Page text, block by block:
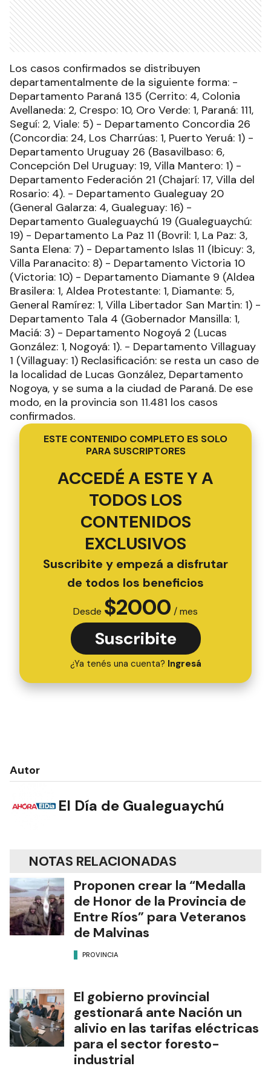
Los casos confirmados se distribuyen
departamentalmente de la siguiente forma: -
Departamento Paraná 135 (Cerrito: 4, Colonia
Avellaneda: 2, Crespo: 10, Oro Verde: 1, Paraná: 111,
Seguí: 2, Viale: 5) - Departamento Concordia 26
(Concordia: 24, Los Charrúas: 1, Puerto Yeruá: 1) -
Departamento Uruguay 26 (Basavilbaso: 6,
Concepción Del Uruguay: 19, Villa Mantero: 1) -
Departamento Federación 21 (Chajarí: 17, Villa del
Rosario: 4). - Departamento Gualeguay 20
(General Galarza: 4, Gualeguay: 16) -
Departamento Gualeguaychú 19 (Gualeguaychú:
19) - Departamento La Paz 11 (Bovril: 1, La Paz: 3,
Santa Elena: 7) - Departamento Islas 11 (Ibicuy: 3,
Villa Paranacito: 8) - Departamento Victoria 10
(Victoria: 10) - Departamento Diamante 9 (Aldea
Brasilera: 1, Aldea Protestante: 1, Diamante: 5,
General Ramírez: 1, Villa Libertador San Martin: 1) -
Departamento Tala 4 (Gobernador Mansilla: 1,
Maciá: 3) - Departamento Nogoyá 2 (Lucas
González: 1, Nogoyá: 1). - Departamento Villaguay
1 (Villaguay: 1) Reclasificación: se resta un caso de
la localidad de Lucas González, Departamento
Nogoya, y se suma a la ciudad de Paraná. De ese
modo, en la provincia son 11.481 los casos
confirmados.
ESTE CONTENIDO COMPLETO ES SOLO
PARA SUSCRIPTORES
ACCEDÉ A ESTE Y A
TODOS LOS
CONTENIDOS
EXCLUSIVOS
Suscribite y empezá a disfrutar
de todos los beneficios
Desde $2000 / mes
Suscribite
¿Ya tenés una cuenta? Ingresá
Autor
El Día de Gualeguaychú
NOTAS RELACIONADAS
Proponen crear la “Medalla
de Honor de la Provincia de
Entre Ríos” para Veteranos
de Malvinas
PROVINCIA
El gobierno provincial
gestionará ante Nación un
alivio en las tarifas eléctricas
para el sector foresto-
industrial